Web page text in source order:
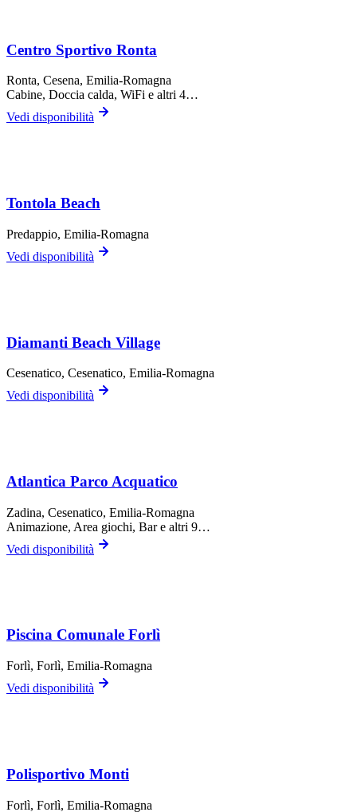
Centro Sportivo Ronta
Ronta, Cesena, Emilia-Romagna
Cabine, Doccia calda, WiFi e altri 4…
Vedi disponibilità
Tontola Beach
Predappio, Emilia-Romagna
Vedi disponibilità
Diamanti Beach Village
Cesenatico, Cesenatico, Emilia-Romagna
Vedi disponibilità
Atlantica Parco Acquatico
Zadina, Cesenatico, Emilia-Romagna
Animazione, Area giochi, Bare altri 9…
Vedi disponibilità
Piscina Comunale Forlì
Forlì, Forlì, Emilia-Romagna
Vedi disponibilità
Polisportivo Monti
Forlì, Forlì, Emilia-Romagna